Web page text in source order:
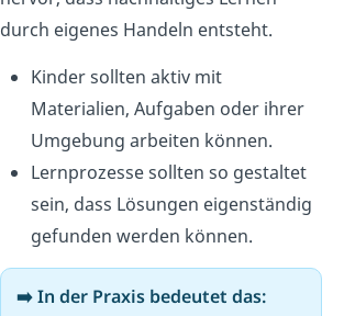
durch eigenes Handeln entsteht.
Kinder sollten aktiv mit
Materialien, Aufgaben oder ihrer
Umgebung arbeiten können.
Lernprozesse sollten so gestaltet
sein, dass Lösungen eigenständig
gefunden werden können.
➡️ In der Praxis bedeutet das: